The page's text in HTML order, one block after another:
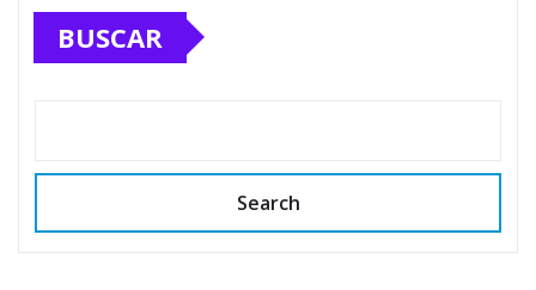
BUSCAR
Search